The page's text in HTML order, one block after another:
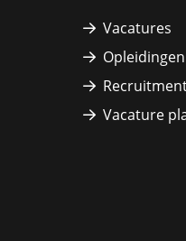
Vacatures
Opleidingen
Vacature